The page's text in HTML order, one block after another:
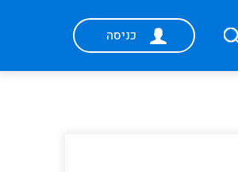
כניסה